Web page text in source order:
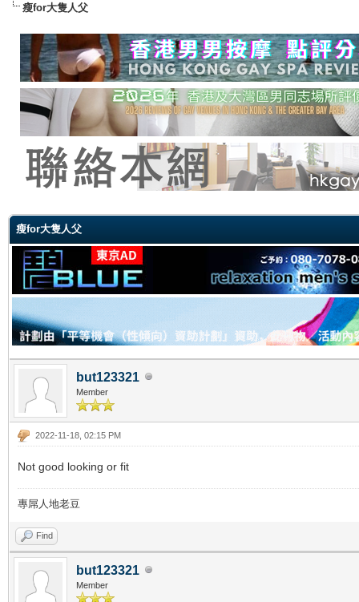
瘦for大隻人父
瘦for大隻人父
but123321
Member
2022-11-18, 02:15 PM
Not good looking or fit
專屌人地老豆
Find
but123321
Member